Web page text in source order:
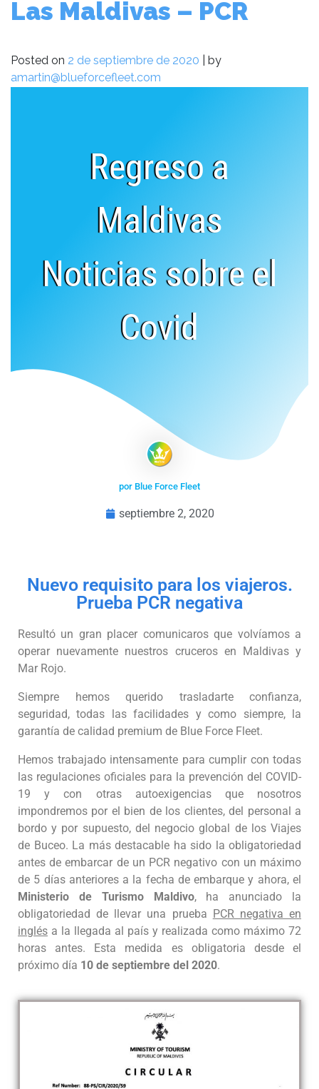
Las Maldivas – PCR
Posted on 2 de septiembre de 2020
by
amartin@blueforcefleet.com
Regreso a
Maldivas
Noticias sobre el
Covid
por Blue Force Fleet
septiembre 2, 2020
Nuevo requisito para los viajeros.
Prueba PCR negativa
Resultó un gran placer comunicaros que volvíamos a
operar nuevamente nuestros cruceros en Maldivas y
Mar Rojo.
Siempre hemos querido trasladarte confianza,
seguridad, todas las facilidades y como siempre, la
garantía de calidad premium de Blue Force Fleet.
Hemos trabajado intensamente para cumplir con todas
las regulaciones oficiales para la prevención del COVID-
19 y con otras autoexigencias que nosotros
impondremos por el bien de los clientes, del personal a
bordo y por supuesto, del negocio global de los Viajes
de Buceo. La más destacable ha sido la obligatoriedad
antes de embarcar de un PCR negativo con un máximo
de 5 días anteriores a la fecha de embarque y ahora, el
Ministerio de Turismo Maldivo, ha anunciado la
obligatoriedad de llevar una prueba PCR negativa en
inglés a la llegada al país y realizada como máximo 72
horas antes. Esta medida es obligatoria desde el
próximo día 10 de septiembre del 2020.